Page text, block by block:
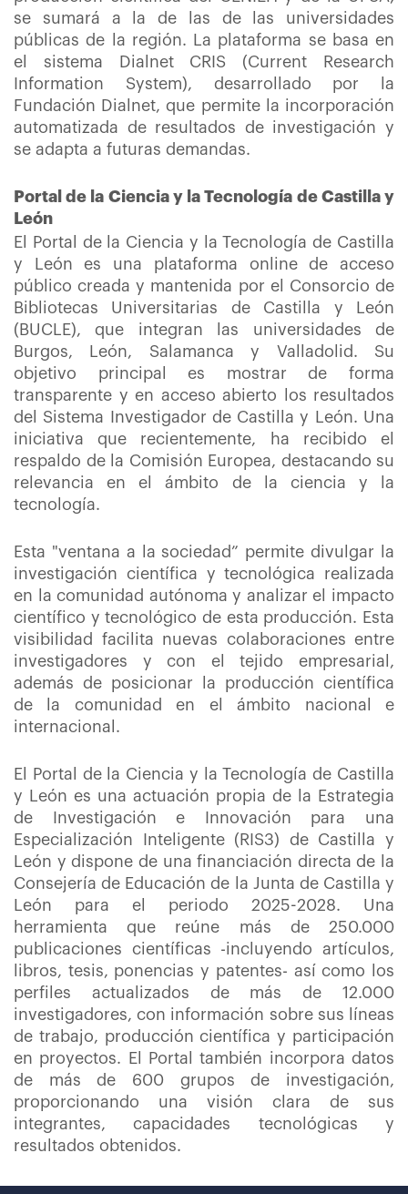
se sumará a la de las de las universidades
públicas de la región. La plataforma se basa en
el sistema Dialnet CRIS (Current Research
Information System), desarrollado por la
Fundación Dialnet, que permite la incorporación
automatizada de resultados de investigación y
se adapta a futuras demandas.
Portal de la Ciencia y la Tecnología de Castilla y
León
El Portal de la Ciencia y la Tecnología de Castilla
y León es una plataforma online de acceso
público creada y mantenida por el Consorcio de
Bibliotecas Universitarias de Castilla y León
(BUCLE), que integran las universidades de
Burgos, León, Salamanca y Valladolid. Su
objetivo principal es mostrar de forma
transparente y en acceso abierto los resultados
del Sistema Investigador de Castilla y León. Una
iniciativa que recientemente, ha recibido el
respaldo de la Comisión Europea, destacando su
relevancia en el ámbito de la ciencia y la
tecnología.
Esta "ventana a la sociedad” permite divulgar la
investigación científica y tecnológica realizada
en la comunidad autónoma y analizar el impacto
científico y tecnológico de esta producción. Esta
visibilidad facilita nuevas colaboraciones entre
investigadores y con el tejido empresarial,
además de posicionar la producción científica
de la comunidad en el ámbito nacional e
internacional.
El Portal de la Ciencia y la Tecnología de Castilla
y León es una actuación propia de la Estrategia
de Investigación e Innovación para una
Especialización Inteligente (RIS3) de Castilla y
León y dispone de una financiación directa de la
Consejería de Educación de la Junta de Castilla y
León para el periodo 2025-2028. Una
herramienta que reúne más de 250.000
publicaciones científicas -incluyendo artículos,
libros, tesis, ponencias y patentes- así como los
perfiles actualizados de más de 12.000
investigadores, con información sobre sus líneas
de trabajo, producción científica y participación
en proyectos. El Portal también incorpora datos
de más de 600 grupos de investigación,
proporcionando una visión clara de sus
integrantes, capacidades tecnológicas y
resultados obtenidos.